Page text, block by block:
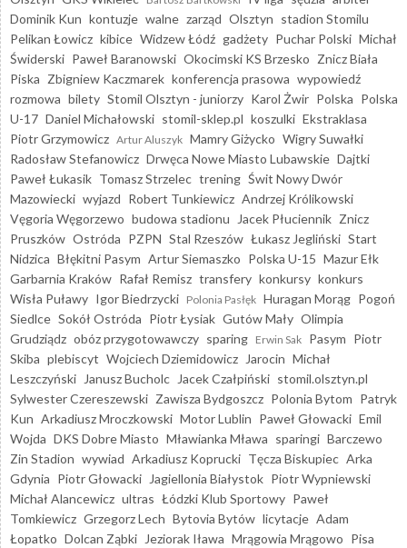
Dominik Kun kontuzje walne zarząd Olsztyn stadion Stomilu
Pelikan Łowicz kibice Widzew Łódź gadżety Puchar Polski Michał
Świderski Paweł Baranowski Okocimski KS Brzesko Znicz Biała
Piska Zbigniew Kaczmarek konferencja prasowa wypowiedź
rozmowa bilety Stomil Olsztyn - juniorzy Karol Żwir Polska Polska
U-17 Daniel Michałowski stomil-sklep.pl koszulki Ekstraklasa
Piotr Grzymowicz Artur Aluszyk Mamry Giżycko Wigry Suwałki
Radosław Stefanowicz Drwęca Nowe Miasto Lubawskie Dajtki
Paweł Łukasik Tomasz Strzelec trening Świt Nowy Dwór
Mazowiecki wyjazd Robert Tunkiewicz Andrzej Królikowski
Vęgoria Węgorzewo budowa stadionu Jacek Płuciennik Znicz
Pruszków Ostróda PZPN Stal Rzeszów Łukasz Jegliński Start
Nidzica Błękitni Pasym Artur Siemaszko Polska U-15 Mazur Ełk
Garbarnia Kraków Rafał Remisz transfery konkursy konkurs
Wisła Puławy Igor Biedrzycki Polonia Pasłęk Huragan Morąg Pogoń
Siedlce Sokół Ostróda Piotr Łysiak Gutów Mały Olimpia
Grudziądz obóz przygotowawczy sparing Erwin Sak Pasym Piotr
Skiba plebiscyt Wojciech Dziemidowicz Jarocin Michał
Leszczyński
Janusz Bucholc Jacek Czałpiński stomil.olsztyn.pl
Sylwester Czereszewski Zawisza Bydgoszcz Polonia Bytom Patryk
Kun Arkadiusz Mroczkowski Motor Lublin Paweł Głowacki Emil
Wojda DKS Dobre Miasto Mławianka Mława sparingi Barczewo
Zin Stadion wywiad Arkadiusz Koprucki Tęcza Biskupiec Arka
Gdynia Piotr Głowacki Jagiellonia Białystok Piotr Wypniewski
Michał Alancewicz ultras Łódzki Klub Sportowy Paweł
Tomkiewicz Grzegorz Lech Bytovia Bytów licytacje Adam
Łopatko Dolcan Ząbki Jeziorak Iława Mrągowia Mrągowo Pisa